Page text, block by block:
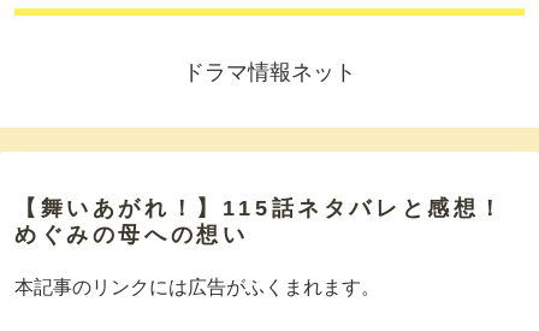
ドラマ情報ネット
【舞いあがれ！】115話ネタバレと感想！
めぐみの母への想い
本記事のリンクには広告がふくまれます。